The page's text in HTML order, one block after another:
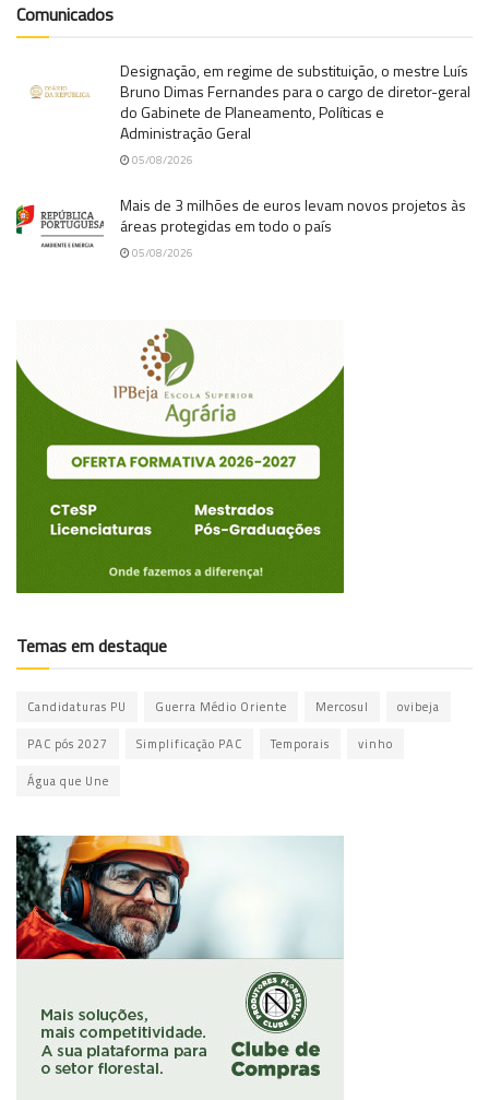
Comunicados
Designação, em regime de substituição, o mestre Luís
Bruno Dimas Fernandes para o cargo de diretor-geral
do Gabinete de Planeamento, Políticas e
Administração Geral
05/08/2026
Mais de 3 milhões de euros levam novos projetos às
áreas protegidas em todo o país
05/08/2026
Temas em destaque
Candidaturas PU Guerra Médio Oriente Mercosul ovibeja
PAC pós 2027 Simplificação PAC Temporais vinho
Água que Une